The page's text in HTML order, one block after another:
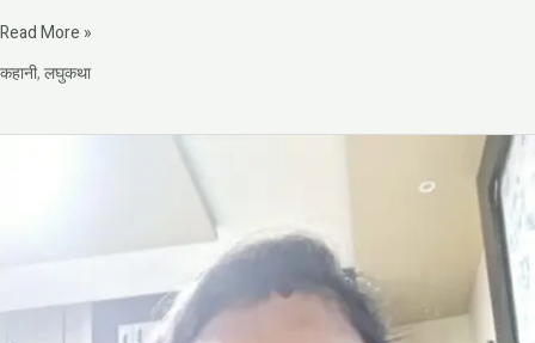
Read More »
कहानी,लघुकथा